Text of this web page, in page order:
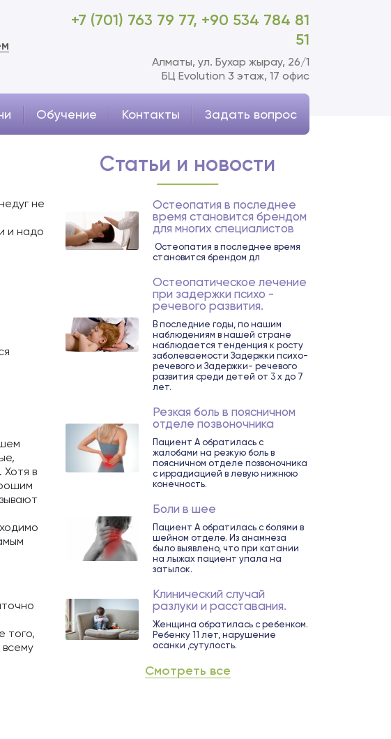
+7 (701) 763 79 77, +90 534 784 81
51
Алматы, ул. Бухар жырау, 26/1
БЦ Evolution 3 этаж, 17 офис
Обучение Контакты Задать вопрос
не
и надо
в
того,
Статьи и новости
Остеопатия в последнее
время становится брендом
для многих специалистов
Остеопатия в последнее время
становится брендом дл
Остеопатическое лечение
при задержки психо -
речевого развития.
В последние годы, по нашим
наблюдениям в нашей стране
наблюдается тенденция к росту
заболеваемости Задержки психо-
речевого и Задержки- речевого
развития среди детей от 3 х до 7
лет.
Резкая боль в поясничном
отделе позвоночника
Пациент А обратилась с
жалобами на резкую боль в
поясничном отделе позвоночника
с иррадиацией в левую нижнюю
конечность.
Боли в шее
Пациент А обратилась с болями в
шейном отделе. Из анамнеза
было выявлено, что при катании
на лыжах пациент упала на
затылок.
Клинический случай
разлуки и расставания.
Женщина обратилась с ребенком.
Ребенку 11 лет, нарушение
осанки ,сутулость.
Смотреть все